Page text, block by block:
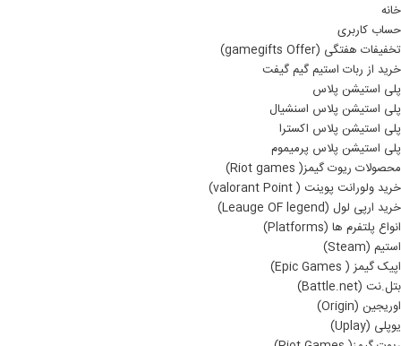
خانه
حساب کاربری
تخفیفات هفتگی (gamegifts Offer)
خرید از ربات استیم گیم گیفت
پلی استیشن پلاس
پلی استیشن پلاس اسنشیال
پلی استیشن پلاس اکسترا
پلی استیشن پلاس پرمیموم
محصولات ریوت گیمز( Riot games)
خرید ولورانت پوینت ( valorant Point)
خرید ارپی لول (Leauge OF legend)
انواع پلتفرم ها (Platforms)
استیم (Steam)
اپیک گیمز ( Epic Games)
بتل.نت (Battle.net)
اوریجین (Origin)
یوپلی (Uplay)